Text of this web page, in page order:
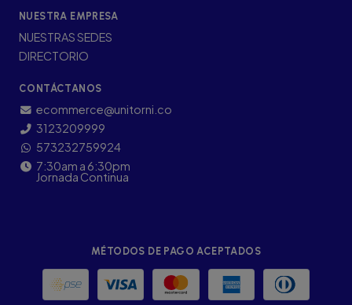
NUESTRA EMPRESA
NUESTRAS SEDES
DIRECTORIO
CONTÁCTANOS
ecommerce@unitorni.co
3123209999
573232759924
7:30am a 6:30pm
Jornada Continua
MÉTODOS DE PAGO ACEPTADOS